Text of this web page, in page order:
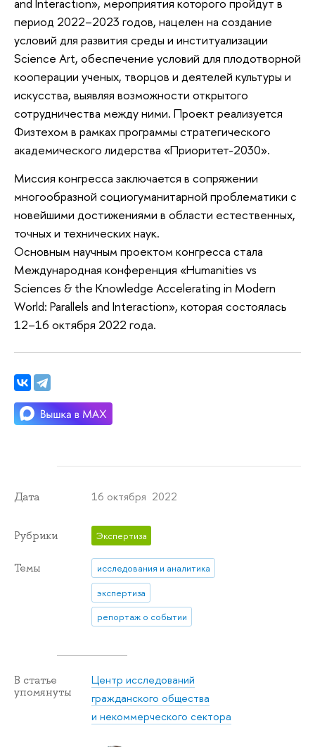
and Interaction», мероприятия которого пройдут в
период 2022–2023 годов, нацелен на создание
условий для развития среды и институализации
Science Art, обеспечение условий для плодотворной
кооперации ученых, творцов и деятелей культуры и
искусства, выявляя возможности открытого
сотрудничества между ними. Проект реализуется
Физтехом в рамках программы стратегического
академического лидерства «Приоритет-2030».
Миссия конгресса заключается в сопряжении
многообразной социогуманитарной проблематики с
новейшими достижениями в области естественных,
точных и технических наук.
Основным научным проектом конгресса стала
Международная конференция «Humanities vs
Sciences & the Knowledge Accelerating in Modern
World: Parallels and Interaction», которая состоялась
12–16 октября 2022 года.
Дата 16 октября 2022
Рубрики Экспертиза
Темы
исследования и аналитика
экспертиза
репортаж о событии
В статье
упомянуты
Центр исследований
гражданского общества
и некоммерческого сектора